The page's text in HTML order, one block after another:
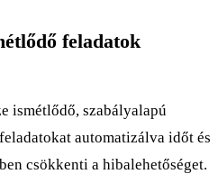
feladatok
ismétlődő, szabályalapú
automatizálva időt és
csökkenti a hibalehetőséget.